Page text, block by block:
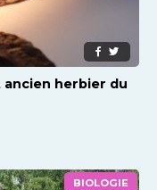
herbier du
BIOLOGIE